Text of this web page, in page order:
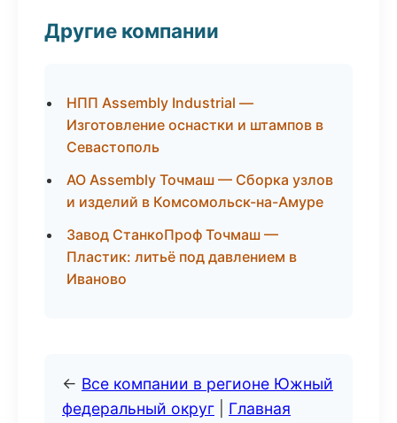
Другие компании
НПП Assembly Industrial —
Изготовление оснастки и штампов в
Севастополь
АО Assembly Точмаш — Сборка узлов
и изделий в Комсомольск-на-Амуре
Завод СтанкоПроф Точмаш —
Пластик: литьё под давлением в
Иваново
← Все компании в регионе Южный
федеральный округ
Главная